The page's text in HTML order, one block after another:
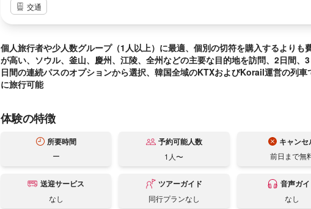
交通
個人旅行者や少人数グループ（1人以上）に最適、個別の切符を購入するよりも
が高い、ソウル、釜山、慶州、江陵、全州などの主要な目的地を訪問、2日間、
日間の連続パスのオプションから選択、韓国全域のKTXおよびKorail運営の列車
に旅行可能
体験の特徴
所要時間
ー
予約可能人数
1人〜
キャンセ
前日まで無
送迎サービス
なし
ツアーガイド
同行プランなし
音声ガ
なし